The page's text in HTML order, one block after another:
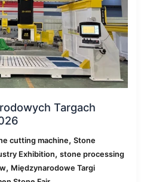
Targach
cutting machine,Stone
Exhibition,stone processing
, Międzynarodowe Targi